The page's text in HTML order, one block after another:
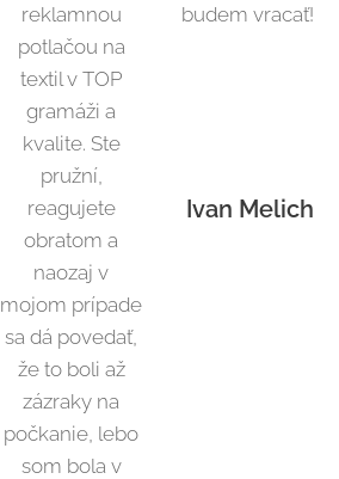
reklamnou
potlačou na
textil v TOP
gramáži a
kvalite. Ste
pružní,
reagujete
obratom a
naozaj v
mojom prípade
sa dá povedať,
že to boli až
zázraky na
počkanie, lebo
som bola v
budem vracať!
Ivan Melich